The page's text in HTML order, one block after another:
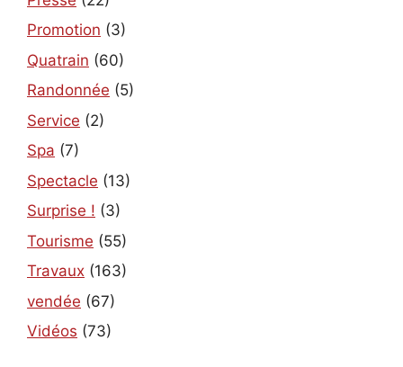
Promotion (3)
Quatrain (60)
Randonnée (5)
Service (2)
Spa (7)
Spectacle (13)
Surprise ! (3)
Tourisme (55)
Travaux (163)
vendée (67)
Vidéos (73)